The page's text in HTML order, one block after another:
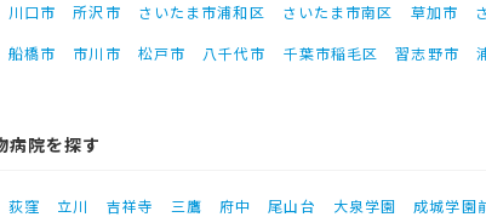
川口市 所沢市 さいたま市浦和区 さいたま市南区 草加市
船橋市 市川市 松戸市 八千代市 千葉市稲毛区 習志野市
病院を探す
荻窪 立川 吉祥寺 三鷹 府中 尾山台 大泉学園 成城学園